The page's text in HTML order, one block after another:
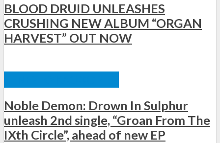
BLOOD DRUID UNLEASHES
CRUSHING NEW ALBUM “ORGAN
HARVEST” OUT NOW
Noble Demon: Drown In Sulphur
unleash 2nd single, “Groan From The
IXth Circle”, ahead of new EP